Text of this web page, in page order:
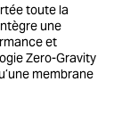
toute la
une
et
Zero-Gravity
membrane